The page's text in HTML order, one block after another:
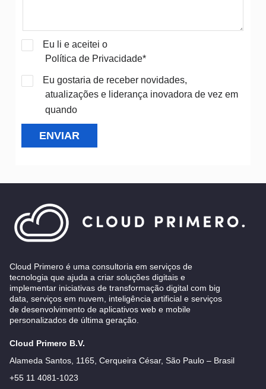
Eu li e aceitei o
Política de Privacidade*
Eu gostaria de receber novidades,
atualizações e liderança inovadora de vez em
quando
ENVIAR
Cloud Primero é uma consultoria em serviços de
tecnologia que ajuda a criar soluções digitais e
implementar iniciativas de transformação digital com big
data, serviços em nuvem, inteligência artificial e serviços
de desenvolvimento de aplicativos web e mobile
personalizados de última geração.
Cloud Primero B.V.
Alameda Santos, 1165, Cerqueira César, São Paulo – Brasil
+55 11 4081-1023